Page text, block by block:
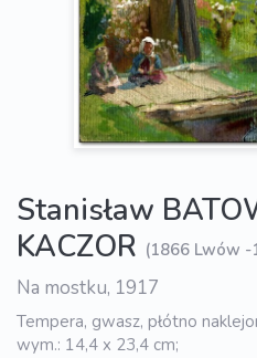
Stanisław
KACZOR (1866 Lwów
Na mostku, 1917
Tempera, gwasz, płótno
wym.: 14,4 x 23,4 cm;